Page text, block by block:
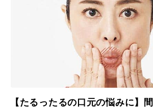
【たるったるの口元の悩みに】